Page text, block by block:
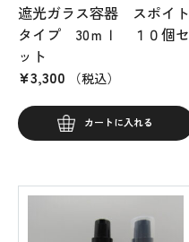
遮光ガラス容器 スポイト
タイプ 30ｍｌ １０個セ
ット
¥3,300 （税込）
カートに入れる